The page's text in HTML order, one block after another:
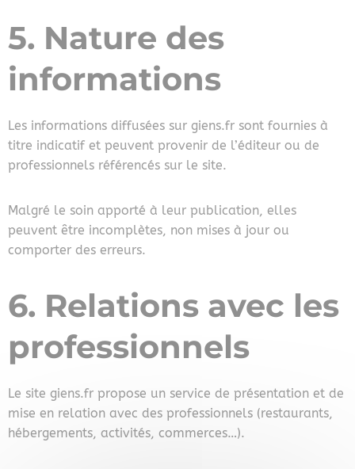
5. Nature des
informations
Les informations diffusées sur giens.fr sont fournies à
titre indicatif et peuvent provenir de l’éditeur ou de
professionnels référencés sur le site.
Malgré le soin apporté à leur publication, elles
peuvent être incomplètes, non mises à jour ou
comporter des erreurs.
6. Relations avec les
professionnels
Le site giens.fr propose un service de présentation et de
mise en relation avec des professionnels (restaurants,
hébergements, activités, commerces…).